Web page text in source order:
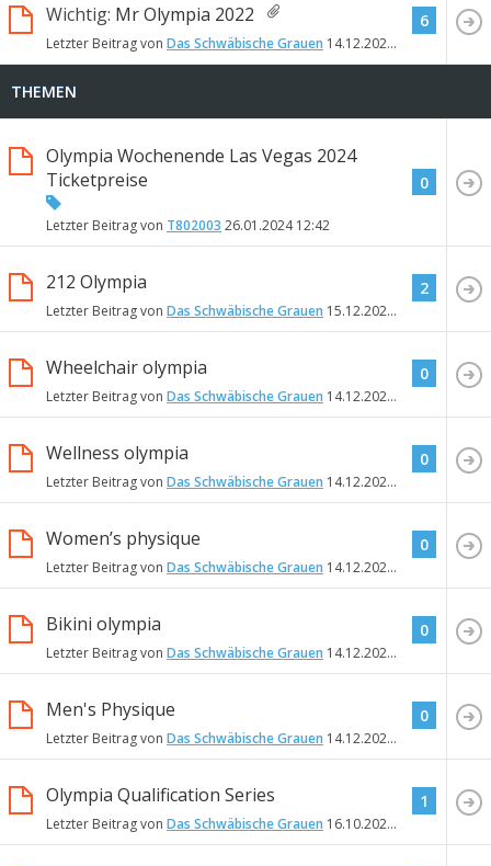
Wichtig: Mr Olympia 2022
Letzter Beitrag von Das Schwäbische Grauen 14.12.2022
6
THEMEN
Olympia Wochenende Las Vegas 2024
Ticketpreise
Letzter Beitrag von T802003 26.01.202412:42
0
212 Olympia
Letzter Beitrag von Das Schwäbische Grauen 15.12.2022
2
Wheelchair olympia
Letzter Beitrag von Das Schwäbische Grauen 14.12.2022
0
Wellness olympia
Letzter Beitrag von Das Schwäbische Grauen 14.12.2022
0
Women’s physique
Letzter Beitrag von Das Schwäbische Grauen 14.12.2022
0
Bikini olympia
Letzter Beitrag von Das Schwäbische Grauen 14.12.2022
0
Men's Physique
Letzter Beitrag von Das Schwäbische Grauen 14.12.2022
0
Olympia Qualification Series
Letzter Beitrag von Das Schwäbische Grauen 16.10.2022
1